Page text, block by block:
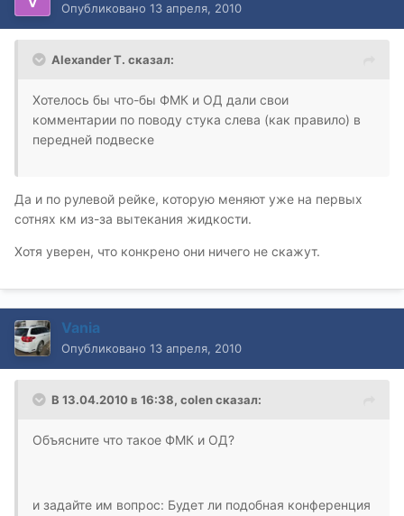
Опубликовано 13 апреля, 2010
Alexander T. сказал:
Хотелось бы что-бы ФМК и ОД дали свои
комментарии по поводу стука слева (как правило) в
передней подвеске
Да и по рулевой рейке, которую меняют уже на первых
сотнях км из-за вытекания жидкости.
Хотя уверен, что конкрено они ничего не скажут.
Vania
Опубликовано 13 апреля, 2010
В 13.04.2010 в 16:38, colen сказал:
Объясните что такое ФМК и ОД?
и задайте им вопрос: Будет ли подобная конференция